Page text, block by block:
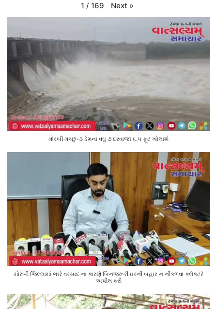
1 / 169 Next »
મોરબી મચ્છુ-૩ ડેમના વઘુ ૭ દરવાજા ૬.૫ ફૂટ ખોલાશે
મોરબી જિલ્લામાં ભારે વરસાદ ના કારણે બિનજરૂરી ઘરની બહાર ન નીકળવા કલેક્ટરે
અપીલ કરી